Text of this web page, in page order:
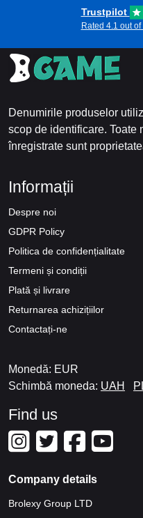
Trustpilot
Rated 4.1 out
Denumirile produselor
scop de identificare. Toate
înregistrate sunt
Informații
Despre noi
GDPR Policy
Politica de confidențialitate
Termeni și condiții
Plată și livrare
Returnarea achizițiilor
Contactați-ne
Monedă: EUR
Schimbă moneda: UAH
Find us
Company details
Brolexy Group LTD